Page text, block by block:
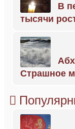
В
тысячи
Страшное